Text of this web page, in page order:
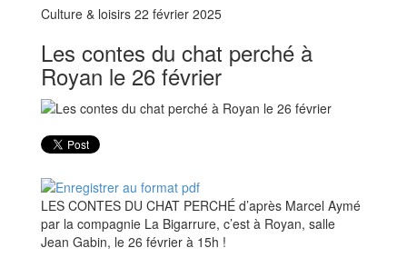
Culture & loisirs 22 février 2025
Les contes du chat perché à
Royan le 26 février
LES CONTES DU CHAT PERCHÉ d’après Marcel Aymé
par la compagnie La Bigarrure, c’est à Royan, salle
Jean Gabin, le 26 février à 15h !